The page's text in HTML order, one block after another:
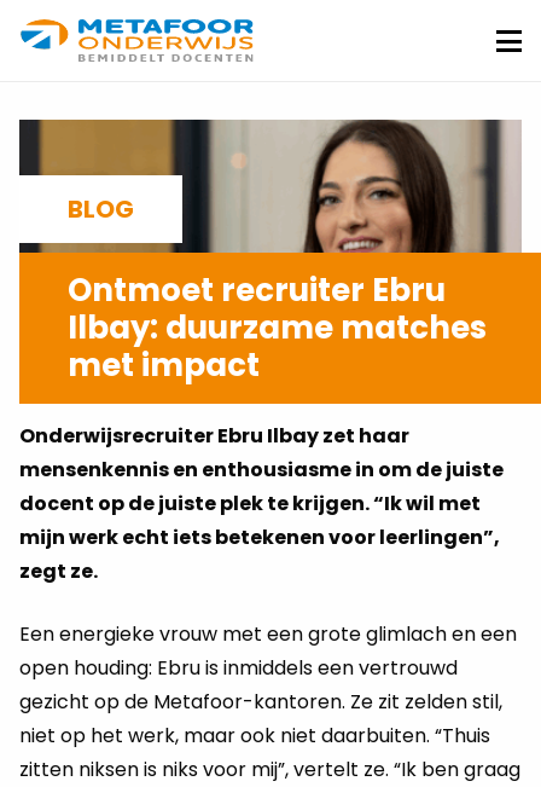
Metafoor
Onderwijs
BLOG
Ontmoet recruiter Ebru
Ilbay: duurzame matches
met impact
Onderwijsrecruiter Ebru Ilbay zet haar
mensenkennis en enthousiasme in om de juiste
docent op de juiste plek te krijgen. “Ik wil met
mijn werk echt iets betekenen voor leerlingen”,
zegt ze.
Een energieke vrouw met een grote glimlach en een
open houding: Ebru is inmiddels een vertrouwd
gezicht op de Metafoor-kantoren. Ze zit zelden stil,
niet op het werk, maar ook niet daarbuiten. “Thuis
zitten niksen is niks voor mij”, vertelt ze. “Ik ben graag